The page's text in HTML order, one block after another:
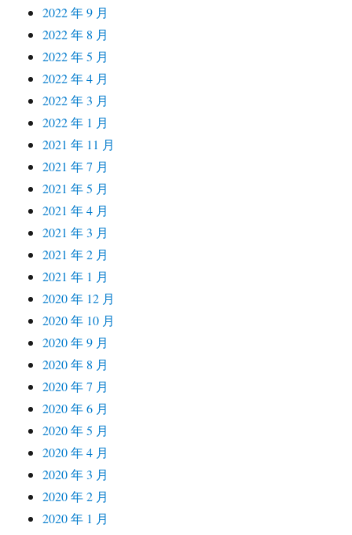
2022 年 9 月
2022 年 8 月
2022 年 5 月
2022 年 4 月
2022 年 3 月
2022 年 1 月
2021 年 11 月
2021 年 7 月
2021 年 5 月
2021 年 4 月
2021 年 3 月
2021 年 2 月
2021 年 1 月
2020 年 12 月
2020 年 10 月
2020 年 9 月
2020 年 8 月
2020 年 7 月
2020 年 6 月
2020 年 5 月
2020 年 4 月
2020 年 3 月
2020 年 2 月
2020 年 1 月